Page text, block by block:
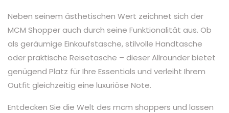
Neben seinem ästhetischen Wert zeichnet sich der
MCM Shopper auch durch seine Funktionalität aus. Ob
als geräumige Einkaufstasche, stilvolle Handtasche
oder praktische Reisetasche – dieser Allrounder bietet
genügend Platz für Ihre Essentials und verleiht Ihrem
Outfit gleichzeitig eine luxuriöse Note.
Entdecken Sie die Welt des mcm shoppers und lassen